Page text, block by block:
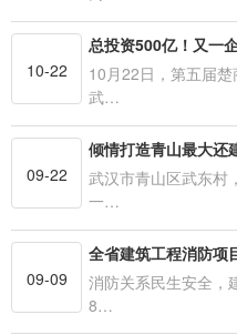
10-22
总投资500亿！又一
10月22日，第五届
武…
09-22
倾情打造青山最大还
武汉市青山区武东村
一…
09-09
全省建筑工程消防项
消防关系民生安全，
8…